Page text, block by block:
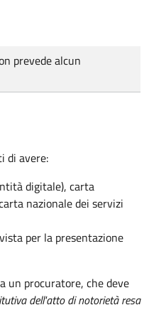
prevede alcun
di avere:
digitale), carta
nazionale dei servizi
per la presentazione
un procuratore, che deve
dell'atto di notorietà resa